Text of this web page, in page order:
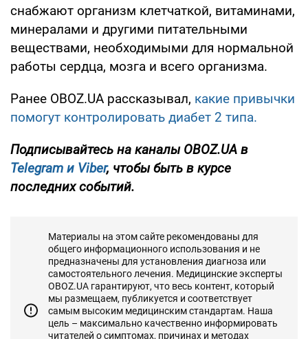
снабжают организм клетчаткой, витаминами,
минералами и другими питательными
веществами, необходимыми для нормальной
работы сердца, мозга и всего организма.
Ранее OBOZ.UA рассказывал, какие привычки
помогут контролировать диабет 2 типа.
Подписывайтесь на каналы OBOZ.UA в
Telegram и Viber, чтобы быть в курсе
последних событий.
Материалы на этом сайте рекомендованы для
общего информационного использования и не
предназначены для установления диагноза или
самостоятельного лечения. Медицинские эксперты
OBOZ.UA гарантируют, что весь контент, который
мы размещаем, публикуется и соответствует
самым высоким медицинским стандартам. Наша
цель – максимально качественно информировать
читателей о симптомах, причинах и методах